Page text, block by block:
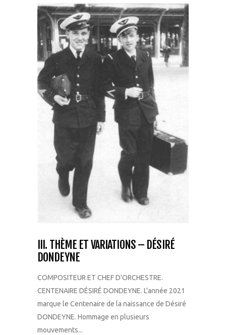
III. THÈME ET VARIATIONS – DÉSIRÉ
DONDEYNE
COMPOSITEUR ET CHEF D'ORCHESTRE.
CENTENAIRE DÉSIRÉ DONDEYNE. L'année 2021
marque le Centenaire de la naissance de Désiré
DONDEYNE. Hommage en plusieurs
mouvements...